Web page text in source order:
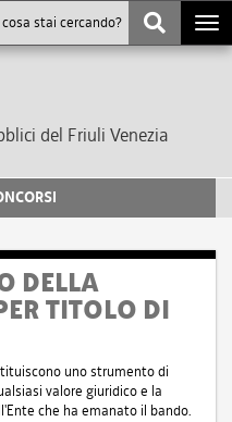
del Friuli Venezia
DELLA
TITOLO DI
uno strumento di
valore giuridico e la
che ha emanato il bando.